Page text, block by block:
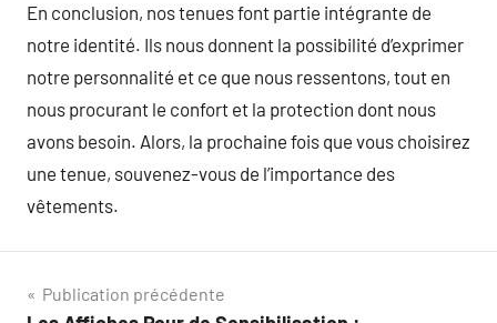
En conclusion, nos tenues font partie intégrante de
notre identité. Ils nous donnent la possibilité d’exprimer
notre personnalité et ce que nous ressentons, tout en
nous procurant le confort et la protection dont nous
avons besoin. Alors, la prochaine fois que vous choisirez
une tenue, souvenez-vous de l’importance des
vêtements.
Navigation
Publication précédente